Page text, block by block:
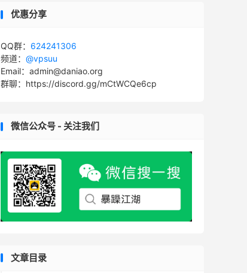
优惠分享
QQ群： 624241306
频道： @vpsuu
Email：admin@daniao.org
群聊：https://discord.gg/mCtWCQe6cp
微信公众号 - 关注我们
文章目录